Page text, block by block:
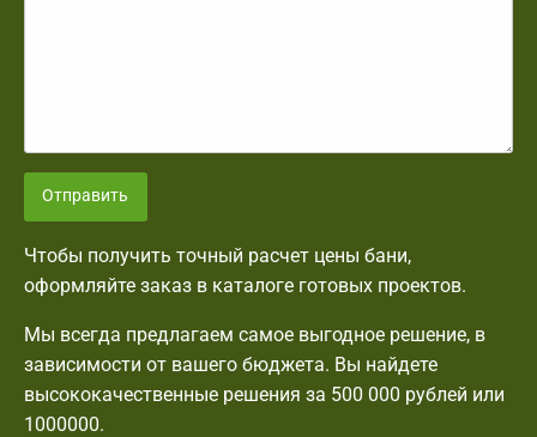
Отправить
Чтобы получить точный расчет цены бани,
оформляйте заказ в каталоге готовых проектов.
Мы всегда предлагаем самое выгодное решение, в
зависимости от вашего бюджета. Вы найдете
высококачественные решения за 500 000 рублей или
1000000.